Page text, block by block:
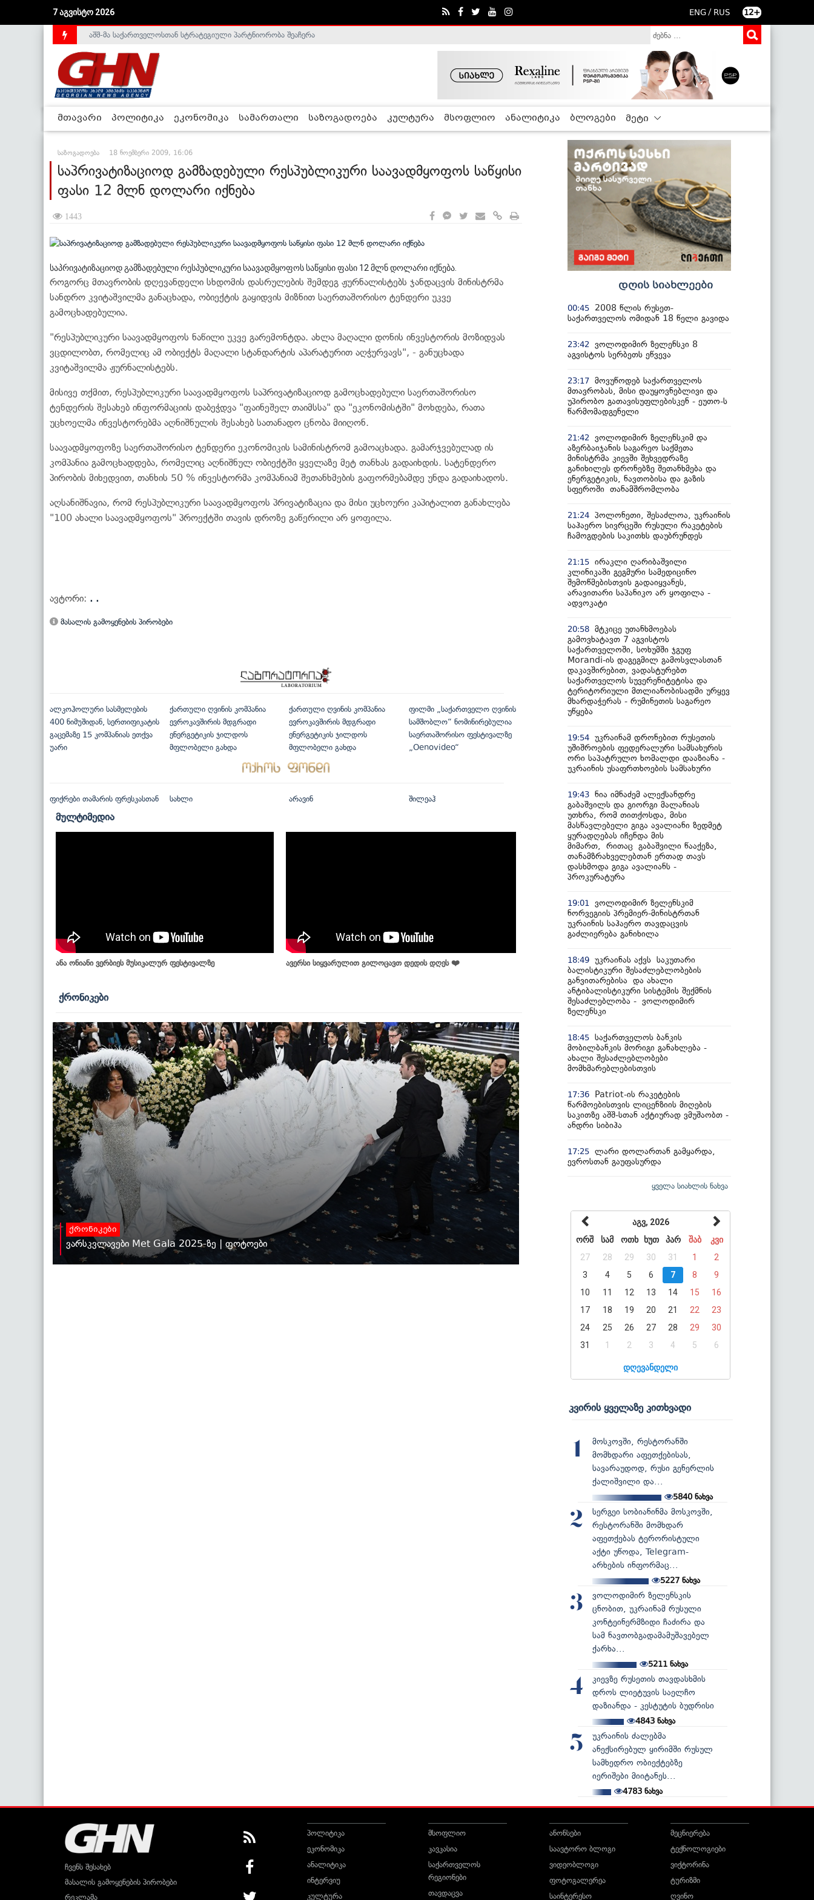
7 აგვისტო 2026 ENG / RUS 12+
საქართველოს დე-ფაქტო მთავრობა არალეგიტიმურია - ჰელსინკის კომისია
აშშ-მა საქართველოსთან სტრატეგიული პარტნიორობა შეაჩერა
მთავარი პოლიტიკა ეკონომიკა სამართალი საზოგადოება კულტურა მსოფლიო ანალიტიკა ბლოგები მეტი
საზოგადოება 18 ნოემბერი 2009, 16:06
საპრივატიზაციოდ გამზადებული რესპუბლიკური საავადმყოფოს საწყისი
ფასი 12 მლნ დოლარი იქნება
1443
საპრივატიზაციოდ გამზადებული რესპუბლიკური საავადმყოფოს საწყისი ფასი 12 მლნ დოლარი იქნება.
როგორც მთავრობის დღევანდელი სხდომის დასრულების შემდეგ ჟურნალისტებს ჯანდაცვის მინისტრმა
სანდრო კვიტაშვილმა განაცხადა, ობიექტის გაყიდვის მიზნით საერთაშორისო ტენდერი უკვე
გამოცხადებულია.
"რესპუბლიკური საავადმყოფოს ნაწილი უკვე გარემონტდა. ახლა მაღალი დონის ინვესტორის მოზიდვას
ვცდილობთ, რომელიც ამ ობიექტს მაღალი სტანდარტის აპარატურით აღჭურვავს", - განუცხადა
კვიტაშვილმა ჟურნალისტებს.
მისივე თქმით, რესპუბლიკური საავადმყოფოს საპრივატიზაციოდ გამოცხადებული საერთაშორისო
ტენდერის შესახებ ინფორმაციის დაბეჭდვა "ფაინეშელ თაიმსსა" და "ეკონომისტში" მოხდება, რათა
უცხოელმა ინვესტორებმა აღნიშნულის შესახებ სათანადო ცნობა მიიღონ.
საავადმყოფოზე საერთაშორისო ტენდერი ეკონომიკის სამინისტრომ გამოაცხადა. გამარჯვებულად ის
კომპანია გამოცხადდება, რომელიც აღნიშნულ ობიექტში ყველაზე მეტ თანხას გადაიხდის. სატენდერო
პირობის მიხედვით, თანხის 50 % ინვესტორმა კომპანიამ შეთანხმების გაფორმებამდე უნდა გადაიხადოს.
აღსანიშნავია, რომ რესპუბლიკური საავადმყოფოს პრივატიზაცია და მისი უცხოური კაპიტალით განახლება
"100 ახალი საავადმყოფოს" პროექტში თავის დროზე გაწერილი არ ყოფილა.
ავტორი: . .
მასალის გამოყენების პირობები
ალკოჰოლური სასმელების
400 ნიმუშიდან, სერთიფიკატის
გაცემაზე 15 კომპანიას ეთქვა
უარი
ქართული ღვინის კომპანია
ევროკავშირის მდგრადი
ენერგეტიკის ჯილდოს
მფლობელი გახდა
ქართული ღვინის კომპანია
ევროკავშირის მდგრადი
ენერგეტიკის ჯილდოს
მფლობელი გახდა
ფილმი „საქართველო ღვინის
სამშობლო“ ნომინირებულია
საერთაშორისო ფესტივალზე
„Oenovideo“
ფიქრები თამარის ფრესკასთან სახლი არავინ შილეაჰ
მულტიმედია
ანა ონიანი ვერბიეს მუსიკალურ ფესტივალზე ავერსი სიყვარულით გილოცავთ დედის დღეს ❤️
ქრონიკები
ქრონიკები
ვარსკვლავები Met Gala 2025-ზე | ფოტოები
დღის სიახლეები
00:45
2008 წლის რუსეთ-
საქართველოს ომიდან 18 წელი გავიდა
23:42
ვოლოდიმირ ზელენსკი 8
აგვისტოს სერბეთს ეწვევა
23:17 მოვუწოდებ საქართველოს
მთავრობას, მისი დაუყოვნებლივი და
უპირობო გათავისუფლებისკენ - ეუთო-ს
წარმომადგენელი
21:42
ვოლოდიმირ ზელენსკიმ და
აზერბაიჯანის საგარეო საქმეთა
მინისტრმა კიევში შეხვედრაზე
განიხილეს დრონებზე შეთანხმება და
ენერგეტიკის, ნავთობისა და გაზის
სფეროში თანამშრომლობა
21:24 პოლონეთი, შესაძლოა, უკრაინის
საჰაერო სივრცეში რუსული რაკეტების
ჩამოგდების საკითხს დაუბრუნდეს
21:15 ირაკლი ღარიბაშვილი
კლინიკაში გეგმური სამედიცინო
შემოწმებისთვის გადაიყვანეს,
არავითარი საპანიკო არ ყოფილა -
ადვოკატი
20:58 მტკიცე უთანხმოებას
გამოვხატავთ 7 აგვისტოს
საქართველოში, სოხუმში ჯგუფ
Morandi-ის დაგეგმილ გამოსვლასთან
დაკავშირებით, ვადასტურებთ
საქართველოს სუვერენიტეტისა და
ტერიტორიული მთლიანობისადმი ურყევ
მხარდაჭერას - რუმინეთის საგარეო
უწყება
19:54 უკრაინამ დრონებით რუსეთის
უშიშროების ფედერალური სამსახურის
ორი საპატრულო ხომალდი დააზიანა -
უკრაინის უსაფრთხოების სამსახური
19:43 ნია იმნაძემ ალექსანდრე
გაბაშვილს და გიორგი მალანიას
უთხრა, რომ თითქოსდა, მისი
მასწავლებელი გიგა ავალიანი ზედმეტ
ყურადღებას იჩენდა მის
მიმართ, რითაც გაბაშვილი წააქეზა,
თანამზრახველებთან ერთად თავს
დასხმოდა გიგა ავალიანს -
პროკურატურა
19:01
ვოლოდიმირ ზელენსკიმ
ნორვეგიის პრემიერ-მინისტრთან
უკრაინის საჰაერო თავდაცვის
გაძლიერება განიხილა
18:49 უკრაინას აქვს საკუთარი
ბალისტიკური შესაძლებლობების
განვითარებისა და ახალი
ანტიბალისტიკური სისტემის შექმნის
შესაძლებლობა - ვოლოდიმირ
ზელენსკი
18:45 საქართველოს ბანკის
მობილბანკის მორიგი განახლება -
ახალი შესაძლებლობები
მომხმარებლებისთვის
17:36
Patriot-ის რაკეტების
წარმოებისთვის ლიცენზიის მიღების
საკითზე აშშ-სთან აქტიურად ვმუშაობთ -
ანდრი სიბიჰა
17:25 ლარი დოლართან გამყარდა,
ევროსთან გაუფასურდა
ყველა სიახლის ნახვა
აგვ, 2026
ორშ
სამ ოთხ ხუთ პარ შაბ
კვი
27
28 29 30 31 1
2
3
4 5 6 7 8
9
10
11 12 13 14 15
16
17
18 19 20 21 22
23
24
25 26 27 28 29
30
31
1 2 3 4 5 6
დღევანდელი
კვირის ყველაზე კითხვადი
1
მოსკოვში, რესტორანში
მომხდარი აფეთქებისას,
სავარაუდოდ, რუსი გენერლის
ქალიშვილი და...
5840ნახვა
2
სერგეი სობიანინმა მოსკოვში,
რესტორანში მომხდარ
აფეთქებას ტერორისტული
აქტი უწოდა, Telegram-
არხების ინფორმაც...
5227 ნახვა
3
ვოლოდიმირ ზელენსკის
ცნობით, უკრაინამ რუსული
კონტეინერმზიდი ჩაძირა და
სამ ნავთობგადამამუშავებელ
ქარხა...
5211ნახვა
4
კიევზე რუსეთის თავდასხმის
დროს ლიეტუვის საელჩო
დაზიანდა - კესტუტის ბუდრისი
4843ნახვა
5
უკრაინის ძალებმა
ანექსირებულ ყირიმში რუსულ
სამხედრო ობიექტებზე
იერიშები მიიტანეს...
4783 ნახვა
ჩვენს შესახებ
მასალის გამოყენების პირობები
რეკლამა
პოლიტიკა
ეკონომიკა
ანალიტიკა
ინტერვიუ
კულტურა
მსოფლიო
კავკასია
საქართველოს
რეგიონები
თავდაცვა
ანონსები
საავტორო ბლოგი
ვიდეობლოგი
ფოტოგალერეა
საინტერესო
მეცნიერება
ტექნოლოგიები
ვიქტორინა
ტურიზმი
ღვინო